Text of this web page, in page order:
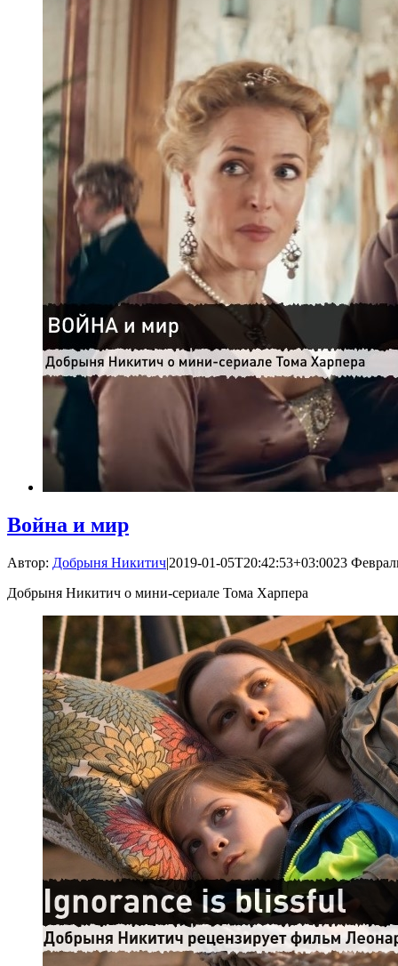
Война и мир
Автор: Добрыня Никитич|2019-01-05T20:42:53+03:0023
Добрыня Никитич о мини-сериале Тома Харпера